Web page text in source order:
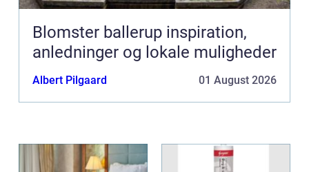
Blomster ballerup inspiration,
anledninger og lokale muligheder
Albert Pilgaard 01 August 2026